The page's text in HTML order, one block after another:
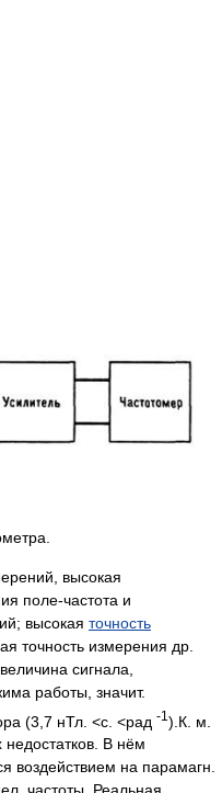
высокая
поле-частота и
высокая точность
точность измерения др.
сигнала,
работы, значит.
(3,7 нТл. <с. <рад -1 ).К. м.
недостатков. В нём
воздействием на парамагн.